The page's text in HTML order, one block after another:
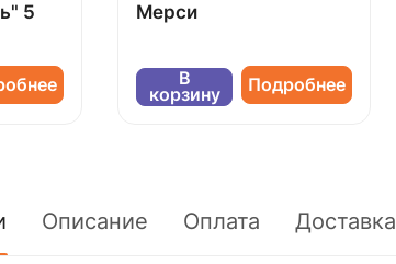
5
Мерси
В
корзину
Подробнее
Описание Оплата Доставка